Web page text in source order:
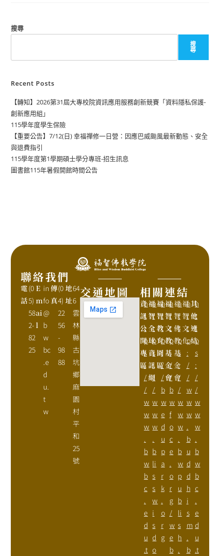
搜尋
搜
尋
Recent Posts
【轉知】2026第31屆大專校院資訊應用服務創新競賽「資料隱私保護-
創新應用組」
115學年度學生保險
【重要公告】7/12(日) 幸福禪修一日營：因應巴威颱風最新動態、安全
與退費指引
115學年度第1學期碩士學分專班-招生訊息
圖書館115年暑假開館時間公告
聯絡我們
電
話
(0
5)
58
2-
82
25
E
m
ai
l
in
fo
@
b
w
bc
.e
d
u.
t
w
傳
真
(0
4)
22
56
-
98
88
地
址
64
6
雲
林
縣
古
坑
鄉
麻
園
村
平
和
25
號
交通地圖 相關連結
資
訊
公
開
專
區
h
t
t
p
s
:
/
/
w
w
w
.
b
w
b
c
.
e
d
u
.t
福
智
全
球
資
訊
網
h
t
t
p
s
:
/
/
w
w
w
.
b
li
s
s
w
i
s
d
o
福
智
教
育
園
區
h
t
t
p
:
/
/
b
w
e
d
u
p
a
r
k
.
o
r
g
福
智
文
教
基
金
會
h
t
t
p
:
/
/
b
w
f
o
c
e
.
o
r
g
/
w
e
b
福
智
佛
教
基
金
會
h
t
t
p
s
:
/
/
w
w
w
.
b
w
p
u
b
li
s
h
.
福
智
文
化
h
t
t
p
:
/
/
w
w
w
.
b
u
d
d
h
i
s
m
.
b
其
他
連
結
h
t
t
p
s
:
/
/
w
w
w
.
b
w
b
c
.
e
d
u
.t